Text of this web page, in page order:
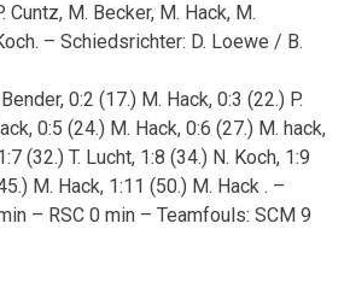
Cuntz, M. Becker, M. Hack, M.
– Schiedsrichter: D. Loewe / B.
0:2 (17.) M. Hack, 0:3 (22.) P.
0:5 (24.) M. Hack, 0:6 (27.) M. hack,
(32.) T. Lucht, 1:8 (34.) N. Koch, 1:9
M. Hack, 1:11 (50.) M. Hack . –
– RSC 0 min – Teamfouls: SCM 9